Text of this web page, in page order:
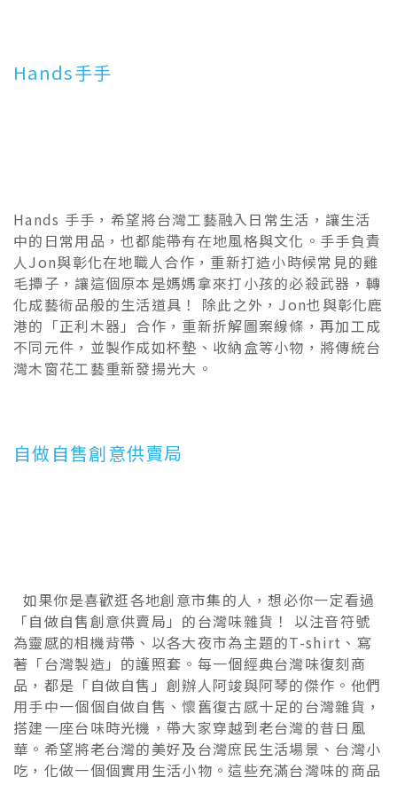
Hands手手
Hands 手手，希望將台灣工藝融入日常生活，讓生活
中的日常用品，也都能帶有在地風格與文化。手手負責
人Jon與彰化在地職人合作，重新打造小時候常見的雞
毛撢子，讓這個原本是媽媽拿來打小孩的必殺武器，轉
化成藝術品般的生活道具！ 除此之外，Jon也與彰化鹿
港的「正利木器」合作，重新折解圖案線條，再加工成
不同元件，並製作成如杯墊、收納盒等小物，將傳統台
灣木窗花工藝重新發揚光大。
自做自售創意供賣局
如果你是喜歡逛各地創意市集的人，想必你一定看過
「自做自售創意供賣局」的台灣味雜貨！ 以注音符號
為靈感的相機背帶、以各大夜市為主題的T-shirt、寫
著「台灣製造」的護照套。每一個經典台灣味復刻商
品，都是「自做自售」創辦人阿竣與阿琴的傑作。他們
用手中一個個自做自售、懷舊復古感十足的台灣雜貨，
搭建一座台味時光機，帶大家穿越到老台灣的昔日風
華。希望將老台灣的美好及台灣庶民生活場景、台灣小
吃，化做一個個實用生活小物。這些充滿台灣味的商品